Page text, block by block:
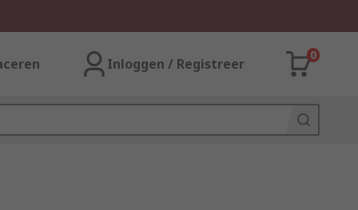
Inloggen / Registreer
0